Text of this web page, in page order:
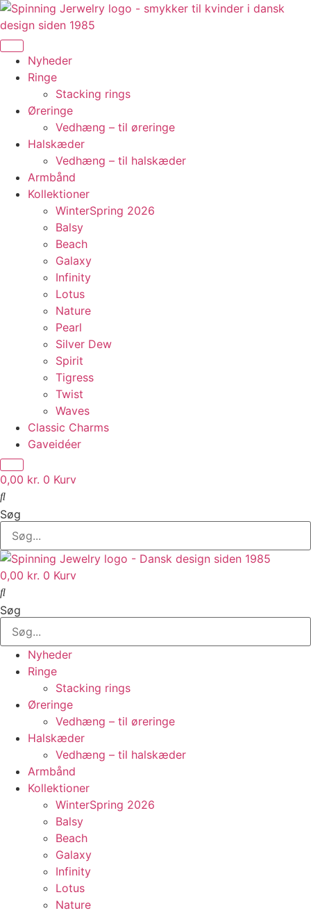
Videre
til
indhold
Nyheder
Ringe
Stacking rings
Øreringe
Vedhæng – til øreringe
Halskæder
Vedhæng – til halskæder
Armbånd
Kollektioner
WinterSpring 2026
Balsy
Beach
Galaxy
Infinity
Lotus
Nature
Pearl
Silver Dew
Spirit
Tigress
Twist
Waves
Classic Charms
Gaveidéer
0,00 kr. 0 Kurv
Søg
0,00 kr. 0 Kurv
Søg
Nyheder
Ringe
Stacking rings
Øreringe
Vedhæng – til øreringe
Halskæder
Vedhæng – til halskæder
Armbånd
Kollektioner
WinterSpring 2026
Balsy
Beach
Galaxy
Infinity
Lotus
Nature